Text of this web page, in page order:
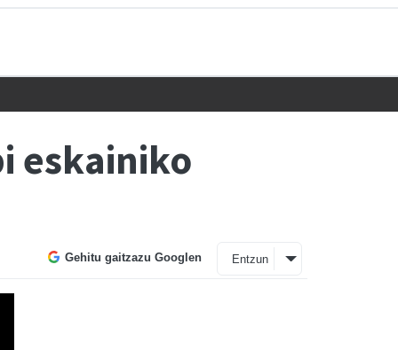
eskainiko
Gehitu gaitzazu Googlen Entzun